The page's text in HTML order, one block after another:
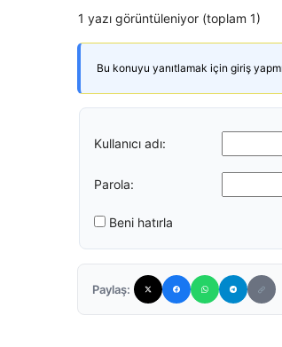
1 yazı görüntüleniyor (toplam 1)
Bu konuyu yanıtlamak için giriş
Kullanıcı adı:
Parola:
Beni hatırla
Paylaş: